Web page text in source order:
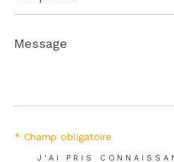
Message
*
J'AI PRIS
* Champ obligatoire